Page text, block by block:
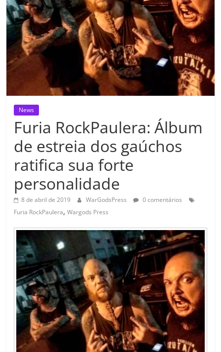
News
Furia RockPaulera: Álbum
de estreia dos gaúchos
ratifica sua forte
personalidade
8 de abril de 2019 WarGodsPress
0 comentários
Furia RockPaulera,Wargods Press